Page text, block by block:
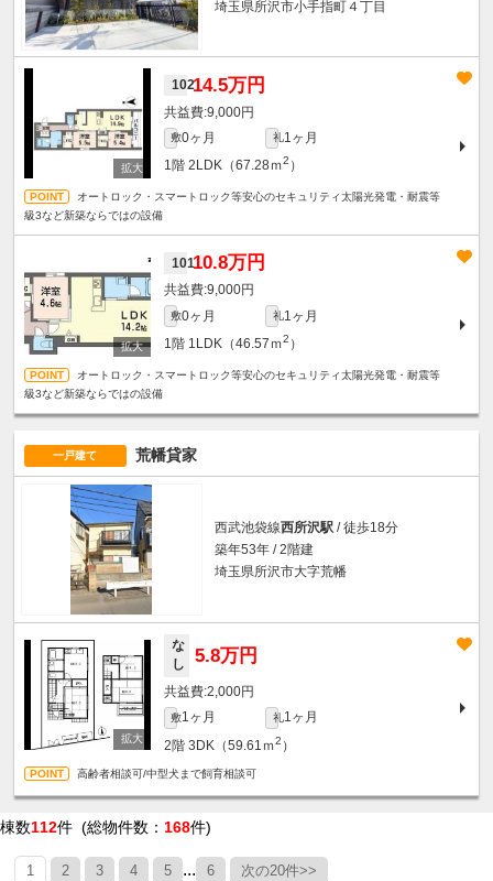
埼玉県所沢市小手指町４丁目
10214.5万円
9,000円
敷0ヶ月 礼1ヶ月
1階 2LDK（67.28ｍ2 ）
オートロック・スマートロック等安心のセキュリティ太陽光発電・耐震等
級3など新築ならではの設備
10110.8万円
9,000円
敷0ヶ月 礼1ヶ月
1階 1LDK（46.57ｍ2 ）
オートロック・スマートロック等安心のセキュリティ太陽光発電・耐震等
級3など新築ならではの設備
一戸建て 荒幡貸家
西武池袋線西所沢駅 / 徒歩18分
築年53年 / 2階建
埼玉県所沢市大字荒幡
な
し
5.8万円
2,000円
敷1ヶ月 礼1ヶ月
2階 3DK（59.61ｍ2 ）
高齢者相談可/中型犬まで飼育相談可
棟数112件 (総物件数： 168件)
1 2 3 4 5 ... 6 次の20件>>